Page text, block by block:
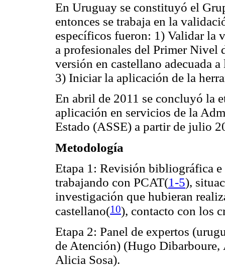
En Uruguay se constituyó el
entonces se trabaja en la
específicos fueron: 1) Validar la
a profesionales del Primer Nivel
versión en castellano adecuada
3) Iniciar la aplicación de la
En abril de 2011 se concluyó la
aplicación en servicios de la
Estado (ASSE) a partir de julio
Metodología
Etapa 1: Revisión bibliográfica
trabajando con PCAT(1-5),
investigación que hubieran
castellano(10), contacto con los
Etapa 2: Panel de expertos
de Atención) (Hugo
Alicia Sosa).